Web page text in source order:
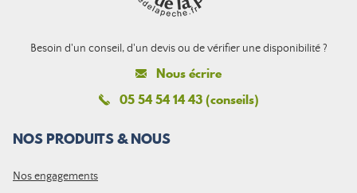
Besoin d'un conseil, d'un devis ou de vérifier une disponibilité ?
Nous écrire
05 54 54 14 43 (conseils)
NOS PRODUITS & NOUS
Nos engagements